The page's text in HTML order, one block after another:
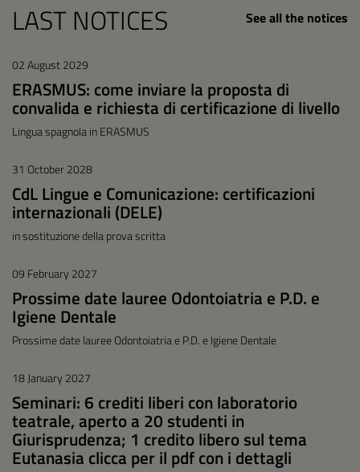
LAST NOTICES See all the notices
02 August 2029
ERASMUS: come inviare la proposta di
convalida e richiesta di certificazione di livello
Lingua spagnola in ERASMUS
31 October 2028
CdL Lingue e Comunicazione: certificazioni
internazionali (DELE)
in sostituzione della prova scritta
09 February 2027
Prossime date lauree Odontoiatria e P.D. e
Igiene Dentale
Prossime date lauree Odontoiatria e P.D. e Igiene Dentale
18 January 2027
Seminari: 6 crediti liberi con laboratorio
teatrale, aperto a 20 studenti in
Giurisprudenza; 1 credito libero sul tema
Eutanasia clicca per il pdf con i dettagli